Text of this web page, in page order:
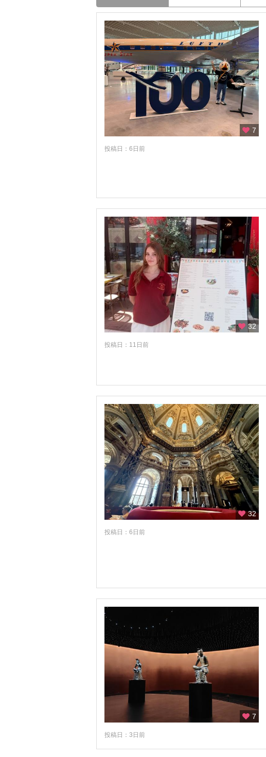
ヨーロッパ
北米
中南米
オセアニア・ミクロネシア
中近東
アフリカ
7
投稿日：6日前
32
投稿日：11日前
32
投稿日：6日前
7
投稿日：3日前